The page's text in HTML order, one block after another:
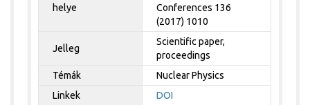
helye
Conferences 136
(2017) 1010
Jelleg
Scientific paper,
proceedings
Témák
Nuclear Physics
Linkek
DOI